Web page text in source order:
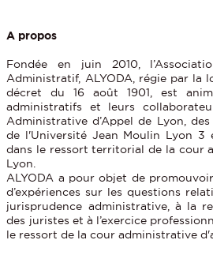
A propos
Fondée en juin 2010,
Administratif, ALYODA, régie par la
décret du 16 août 1901, est
administratifs et leurs
Administrative d’Appel de Lyon,
de l'Université Jean Moulin Lyon 3
dans le ressort territorial de la cour
Lyon.
ALYODA a pour objet de
d’expériences sur les questions
jurisprudence administrative, à la
des juristes et à l’exercice
le ressort de la cour administrative